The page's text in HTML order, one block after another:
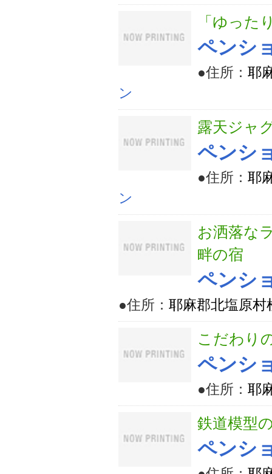
「ゆった
ペンシ
●住所： 耶
ン
露天ジャ
ペンシ
●住所： 耶
ン
お洒落な
畔の宿
ペンシ
●住所： 耶麻郡北塩原村
こだわり
ペンシ
●住所： 耶
鉄道模型
ペンシ